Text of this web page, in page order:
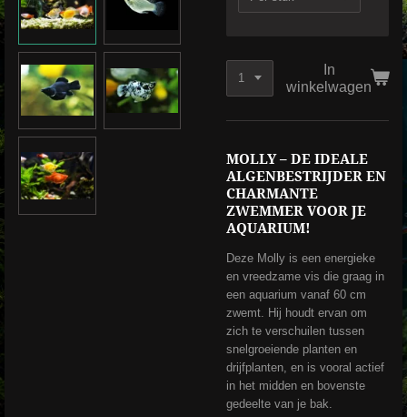
In
winkelwagen
MOLLY – DE IDEALE
ALGENBESTRIJDER EN
CHARMANTE
ZWEMMER VOOR JE
AQUARIUM!
Deze Molly is een energieke
en vreedzame vis die graag in
een aquarium vanaf 60 cm
zwemt. Hij houdt ervan om
zich te verschuilen tussen
snelgroeiende planten en
drijfplanten, en is vooral actief
in het midden en bovenste
gedeelte van je bak.